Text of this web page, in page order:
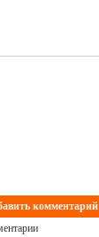
комментарий